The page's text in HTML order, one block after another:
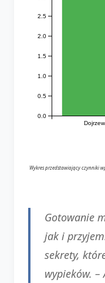
0.0
0.5
1.0
1.5
2.0
2.5
Wykres przedstawiający czynniki
Gotowanie
jak i
sekrety,
wypieków. –